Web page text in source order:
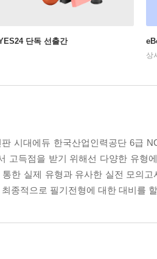
단독 선출간
상
판 시대에듀 한국산업인력공단 6급
고득점을 받기 위해선 다양한 유형
통한 실제 유형과 유사한 실전 모의
최종적으로 필기전형에 대한 대비를